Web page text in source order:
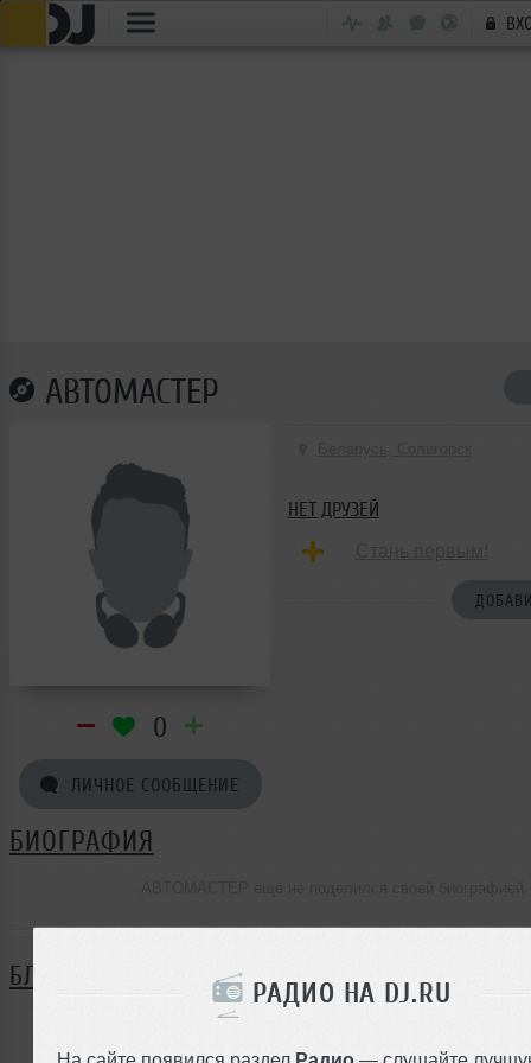
РАДИО НА DJ.RU
На сайте появился раздел Радио — слушайте
ABTOMACTEP
0
ЛИЧНОЕ СООБЩЕНИЕ
НЕТ ДРУЗЕЙ
БИОГРАФИЯ
БЛОГ